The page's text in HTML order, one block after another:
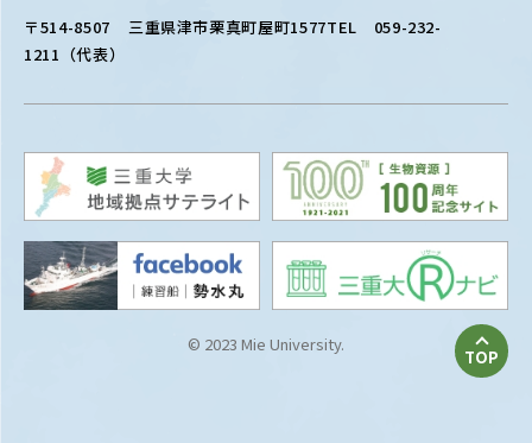
〒514-8507 三重県津市栗真町屋町1577TEL 059-232-
1211（代表）
© 2023 Mie University.
TOP